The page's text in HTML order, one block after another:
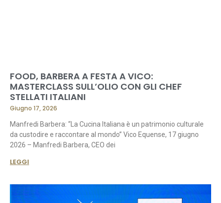
FOOD, BARBERA A FESTA A VICO:
MASTERCLASS SULL’OLIO CON GLI CHEF
STELLATI ITALIANI
Giugno 17, 2026
Manfredi Barbera: “La Cucina Italiana è un patrimonio culturale
da custodire e raccontare al mondo” Vico Equense, 17 giugno
2026 – Manfredi Barbera, CEO dei
LEGGI